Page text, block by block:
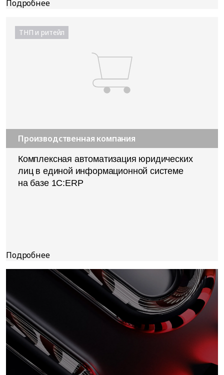
ТНП и ритейл
Производственная компания
Комплексная автоматизация юридических
лиц в единой информационной системе
на базе 1С:ERP